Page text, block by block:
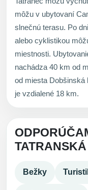
môžu v ubytovaní
slnečnú terasu. Po
alebo cyklistikou
miestnosti.
nachádza 40 km od
od miesta Dobšinská
je vzdialené 18 km.
Bežky